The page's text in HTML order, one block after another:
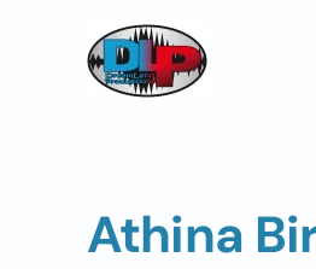
Skip to main content
Athina